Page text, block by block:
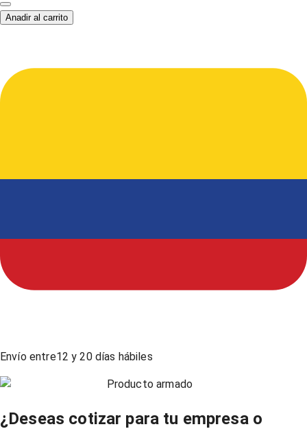
Anadir al carrito
Envío entre12 y20días hábiles
Producto armado
¿Deseas cotizar para tu empresa o